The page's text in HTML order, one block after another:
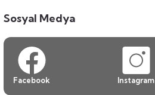
Sosyal Medya
Facebook Instagram